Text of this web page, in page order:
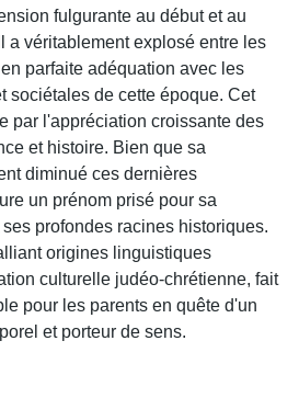
fulgurante au début et au
a véritablement explosé entre les
parfaite adéquation avec les
sociétales de cette époque. Cet
par l'appréciation croissante des
et histoire. Bien que sa
diminué ces dernières
un prénom prisé pour sa
profondes racines historiques.
origines linguistiques
culturelle judéo-chrétienne, fait
pour les parents en quête d'un
et porteur de sens.